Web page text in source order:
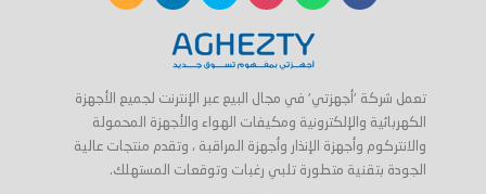
تعمل شركة 'أجهزتي' في مجال البيع عبر الإنترنت لجميع الأجهزة
الكهربائية والإلكترونية ومكيفات الهواء والأجهزة المحمولة
والانتركوم وأجهزة الإنذار وأجهزة المراقبة ، وتقدم منتجات عالية
الجودة بتقنية متطورة تلبي رغبات وتوقعات المستهلك.